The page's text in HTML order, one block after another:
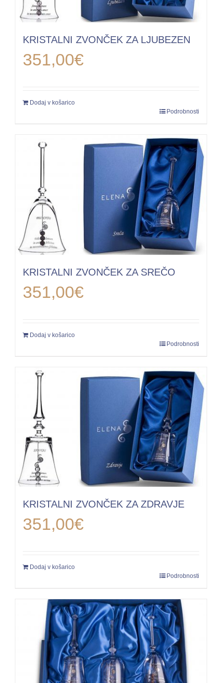
KRISTALNI ZVONČEK ZA LJUBEZEN
351,00€
Dodaj v košarico
Podrobnosti
KRISTALNI ZVONČEK ZA SREČO
351,00€
Dodaj v košarico
Podrobnosti
KRISTALNI ZVONČEK ZA ZDRAVJE
351,00€
Dodaj v košarico
Podrobnosti